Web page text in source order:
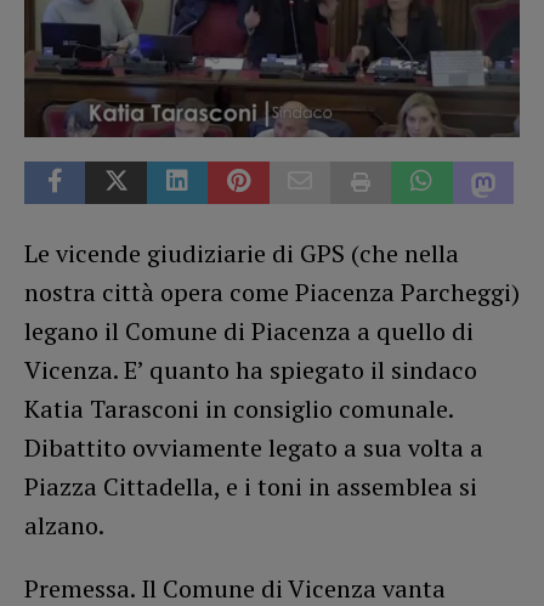
Le vicende giudiziarie di GPS (che nella
nostra città opera come Piacenza Parcheggi)
legano il Comune di Piacenza a quello di
Vicenza. E’ quanto ha spiegato il sindaco
Katia Tarasconi in consiglio comunale.
Dibattito ovviamente legato a sua volta a
Piazza Cittadella, e i toni in assemblea si
alzano.
Premessa. Il Comune di Vicenza vanta